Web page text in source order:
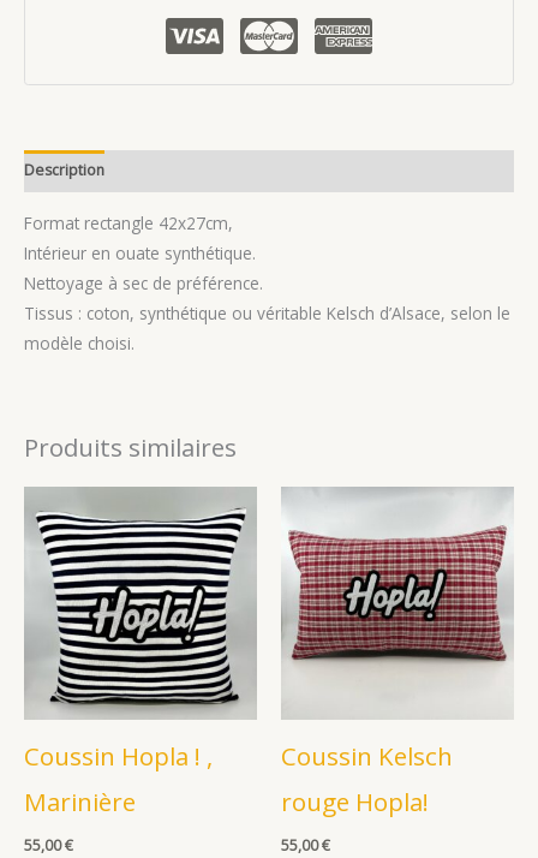
Description
Format rectangle 42x27cm,
Intérieur en ouate synthétique.
Nettoyage à sec de préférence.
Tissus : coton, synthétique ou véritable Kelsch d’Alsace, selon le
modèle choisi.
Produits similaires
Coussin Hopla ! ,
Marinière
55,00€
Coussin Kelsch
rouge Hopla!
55,00€